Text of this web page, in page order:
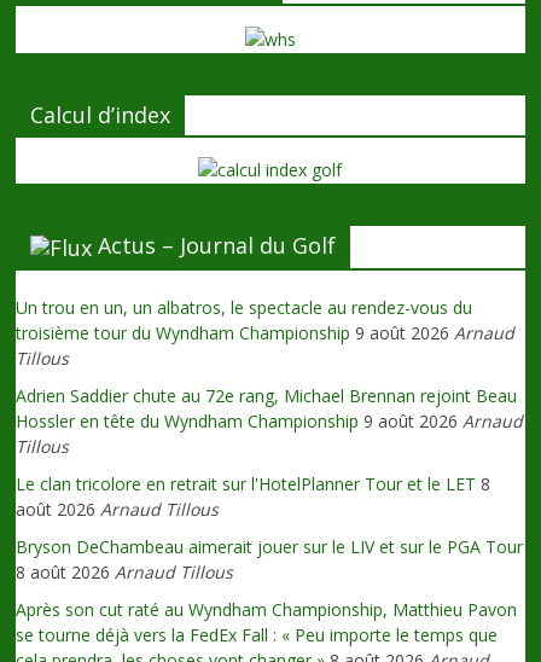
Calcul d’index
Actus – Journal du Golf
Un trou en un, un albatros, le spectacle au rendez-vous du
troisième tour du Wyndham Championship 9 août 2026 Arnaud
Tillous
Adrien Saddier chute au 72e rang, Michael Brennan rejoint Beau
Hossler en tête du Wyndham Championship 9 août 2026 Arnaud
Tillous
Le clan tricolore en retrait sur l'HotelPlanner Tour et le LET 8
août 2026 Arnaud Tillous
Bryson DeChambeau aimerait jouer sur le LIV et sur le PGA Tour
8 août 2026 Arnaud Tillous
Après son cut raté au Wyndham Championship, Matthieu Pavon
se tourne déjà vers la FedEx Fall : « Peu importe le temps que